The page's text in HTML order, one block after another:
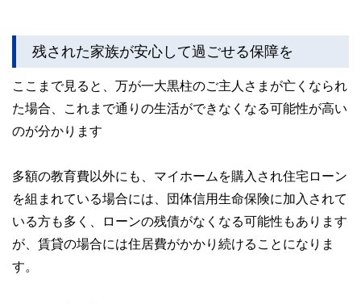
残された家族が安心して過ごせる保障を
ここまで見ると、万が一大黒柱のご主人さまが亡くなられ
た場合、これまで通りの生活ができなくなる可能性が高い
のが分かります
多額の教育費以外にも、マイホームを購入され住宅ローン
を組まれている場合には、団体信用生命保険に加入されて
いる方も多く、ローンの残債がなくなる可能性もあります
が、賃貸の場合には住居費がかかり続けることになりま
す。